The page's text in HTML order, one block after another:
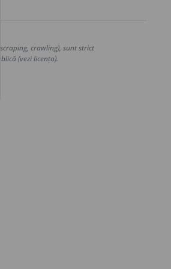
crawling), sunt strict
(vezi licența).